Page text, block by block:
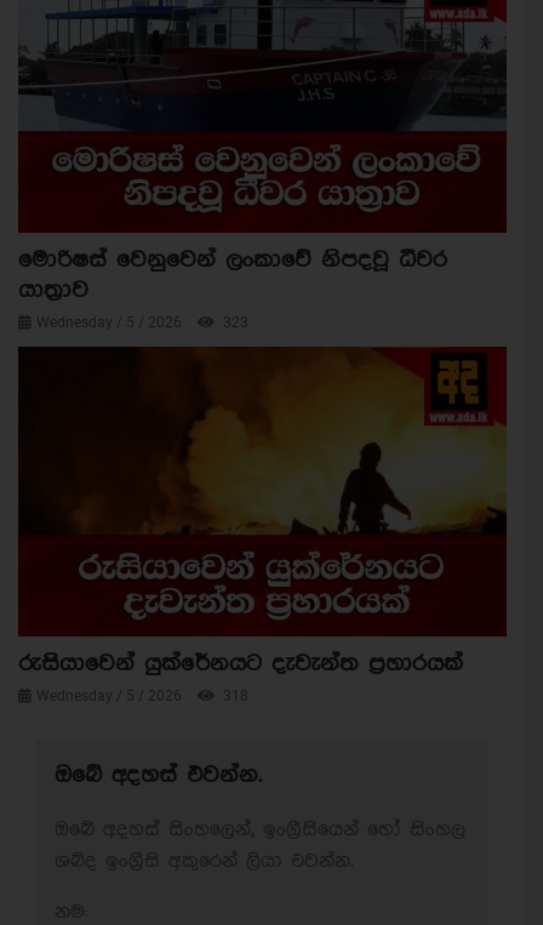
මොරිෂස් වෙනුවෙන් ලංකාවේ නිපදවූ ධීවර
යාත්‍රාව
Wednesday / 5 / 2026 323
රුසියාවෙන් යුක්රේනයට දැවැන්ත ප්‍රහාරයක්
Wednesday / 5 / 2026 318
ඔබේ අදහස් එවන්න.